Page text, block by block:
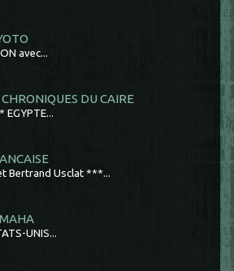
avec...
DU CAIRE
Bertrand Usclat ***...
UNIS...